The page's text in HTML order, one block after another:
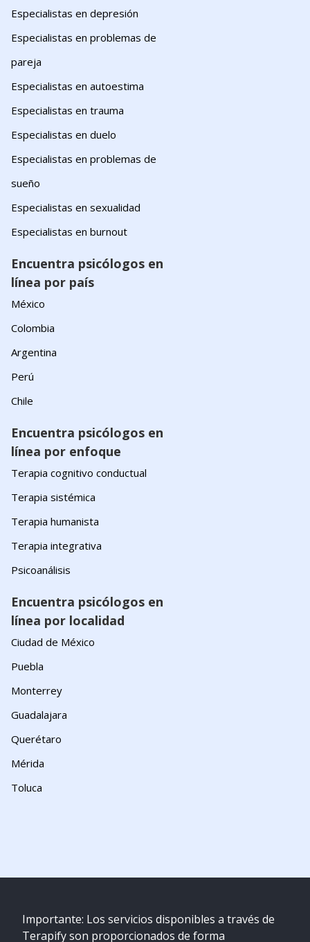
Especialistas en depresión
Especialistas en problemas de
pareja
Especialistas en autoestima
Especialistas en trauma
Especialistas en duelo
Especialistas en problemas de
sueño
Especialistas en sexualidad
Especialistas en burnout
Encuentra psicólogos en
línea por país
México
Colombia
Argentina
Perú
Chile
Encuentra psicólogos en
línea por enfoque
Terapia cognitivo conductual
Terapia sistémica
Terapia humanista
Terapia integrativa
Psicoanálisis
Encuentra psicólogos en
línea por localidad
Ciudad de México
Puebla
Monterrey
Guadalajara
Querétaro
Mérida
Toluca
Importante: Los servicios disponibles a través de
Terapify son proporcionados de forma